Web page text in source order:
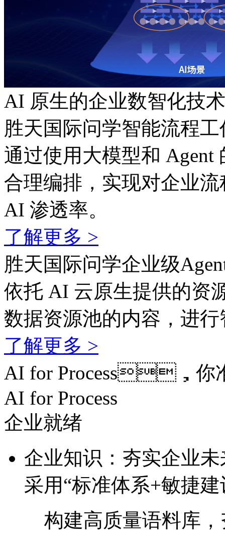
AI 原生的企业数智化技
胜天国际问学智能流程工
通过使用大模型和 Agent
合理编排，实现对企业
AI 渗透率。
了解更多 >
胜天国际问学企业级
依托 AI 云原生提供的资源
数据资源池的内容，
了解更多 >
AI for Process，你
AI for Process
企业就绪
企业知识：夯实企业
采用“标准体系+敏捷
构建高质量语料库